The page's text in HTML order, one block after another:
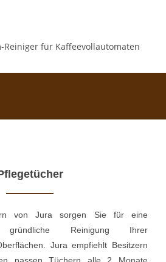
von Jura sorgen Sie für eine
Reinigung Ihrer
Jura empfiehlt Besitzern